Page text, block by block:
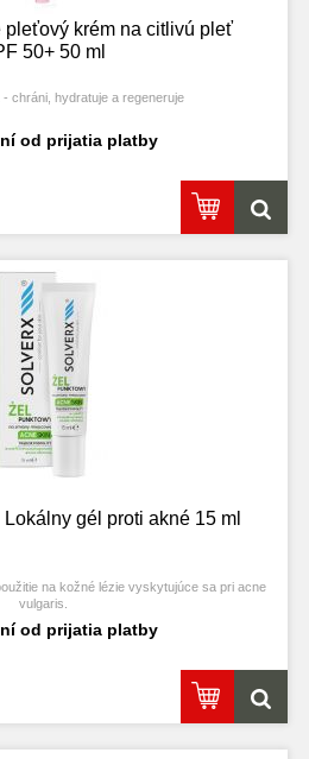
pleťový krém na citlivú pleť
50+ 50 ml
chráni, hydratuje a regeneruje
od prijatia platby
gél proti akné 15 ml
na kožné lézie vyskytujúce sa pri acne
vulgaris.
od prijatia platby